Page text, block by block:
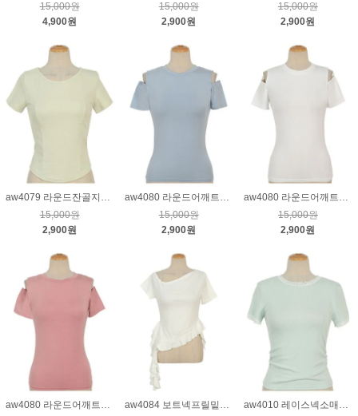
15,000원
4,900원
15,000원
2,900원
15,000원
2,900원
15,000원
2,900원
15,000원
2,900원
15,000원
2,900원
aw4080 라운드어깨트임티_핑크
aw4084 보트넥프릴밑단언발티_크림
aw4010 레이스넥소매셔링티_민트